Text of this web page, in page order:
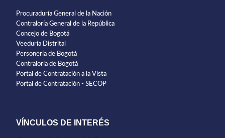
Procuraduría General de la Nación
Contraloría General de la República
Concejo de Bogotá
Veeduría Distrital
Personería de Bogotá
Contraloría de Bogotá
Portal de Contratación a la Vista
Portal de Contratación - SECOP
VÍNCULOS DE INTERÉS